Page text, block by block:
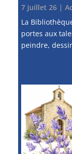
7 juillet 26|
La
portes aux
peindre,